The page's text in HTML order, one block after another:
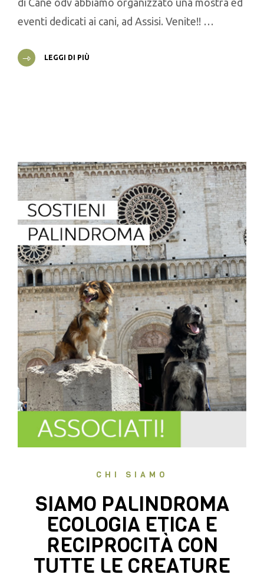
di Cane odv abbiamo organizzato una mostra ed
eventi dedicati ai cani, ad Assisi. Venite!! …
LEGGI DI PIÙ
CHI SIAMO
SIAMO PALINDROMA
ECOLOGIA ETICA E
RECIPROCITÀ CON
TUTTE LE CREATURE